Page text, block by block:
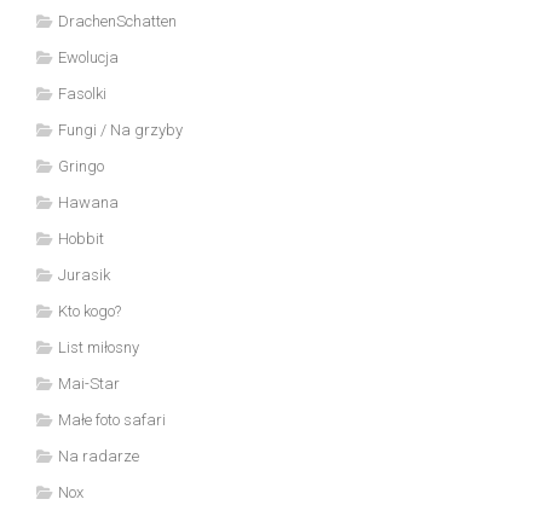
DrachenSchatten
Ewolucja
Fasolki
Fungi / Na grzyby
Gringo
Hawana
Hobbit
Jurasik
Kto kogo?
List miłosny
Mai-Star
Małe foto safari
Na radarze
Nox